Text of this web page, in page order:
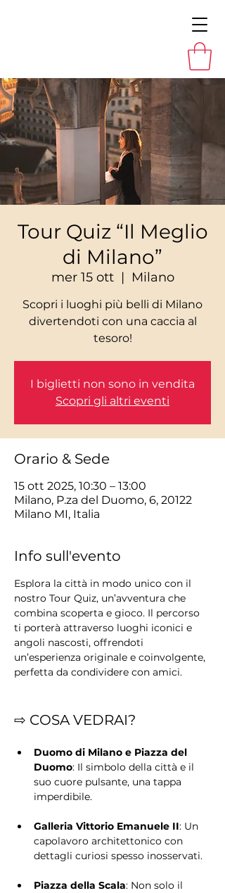
Tour Quiz “Il Meglio
di Milano”
mer 15 ott
  |
Milano
Scopri i luoghi più belli di Milano
divertendoti con una caccia al
tesoro!
I biglietti non sono in vendita
Scopri gli altri eventi
Orario & Sede
15 ott 2025, 10:30 – 13:00
Milano, P.za del Duomo, 6, 20122
Milano MI, Italia
Info sull'evento
Esplora la città in modo unico con il
nostro Tour Quiz, un’avventura che
combina scoperta e gioco. Il percorso
ti porterà attraverso luoghi iconici e
angoli nascosti, offrendoti
un’esperienza originale e coinvolgente,
perfetta da condividere con amici.
⇨ COSA VEDRAI?
Duomo di Milano e Piazza del
Duomo: Il simbolo della città e il
suo cuore pulsante, una tappa
imperdibile.
Galleria Vittorio Emanuele II: Un
capolavoro architettonico con
dettagli curiosi spesso inosservati.
Piazza della Scala: Non solo il